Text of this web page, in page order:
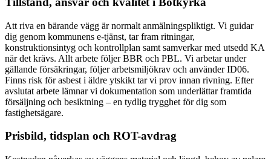
Att riva en bärande vägg är normalt anmälningspliktigt. Vi guidar
dig genom kommunens e-tjänst, tar fram ritningar,
konstruktionsintyg och kontrollplan samt samverkar med utsedd KA
när det krävs. Allt arbete följer BBR och PBL. Vi arbetar under
gällande försäkringar, följer arbetsmiljökrav och använder ID06.
Finns risk för asbest i äldre ytskikt tar vi prov innan rivning. Efter
avslutat arbete lämnar vi dokumentation som underlättar framtida
försäljning och besiktning – en tydlig trygghet för dig som
fastighetsägare.
Prisbild, tidsplan och ROT-avdrag